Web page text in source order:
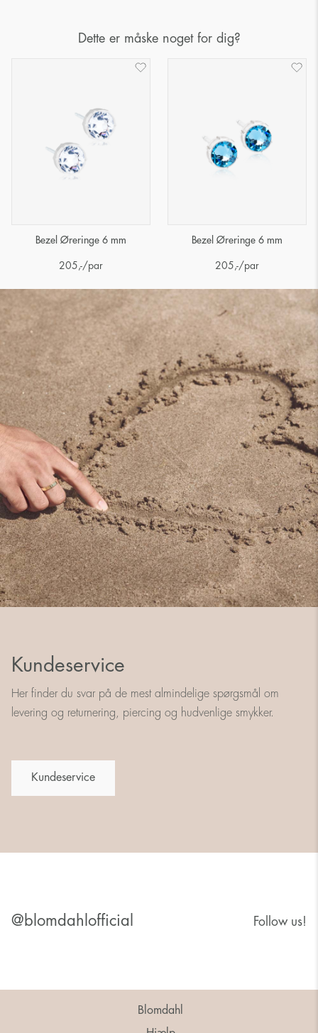
Dette er måske noget for dig?
Bezel Øreringe 6 mm
205 ,-/par
Bezel Øreringe 6 mm
205 ,-/par
Kundeservice
Her finder du svar på de mest almindelige spørgsmål om
levering og returnering, piercing og hudvenlige smykker.
Kundeservice
@blomdahlofficial Follow us!
Blomdahl